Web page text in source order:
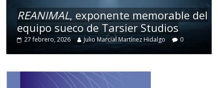
REANIMAL, exponente memorable del
equipo sueco de Tarsier Studios
27 febrero, 2026 Julio Marcial Martínez Hidalgo 0